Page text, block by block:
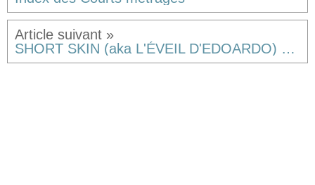
SHORT SKIN (aka L'ÉVEIL D'EDOARDO) de Duccio Chiarini [critique]